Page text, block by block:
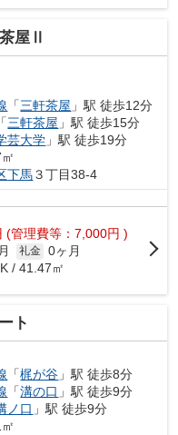
屋Ⅱ
「三軒茶屋 」駅 徒歩12分
「三軒茶屋 」駅 徒歩15分
芸大学 」駅 徒歩19分
下馬３丁目38-4
(管理費等：7,000円 )
礼金 0ヶ月
/ 41.47㎡
ト
「梶が谷 」駅 徒歩8分
「溝の口 」駅 徒歩9分
ノ口 」駅 徒歩9分